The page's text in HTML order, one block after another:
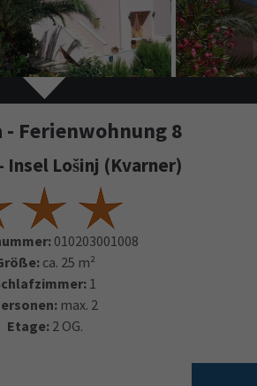
- Ferienwohnung 8
Insel Lošinj (Kvarner)
010203001008
ca. 25 m²
1
max. 2
Etage: 2 OG.